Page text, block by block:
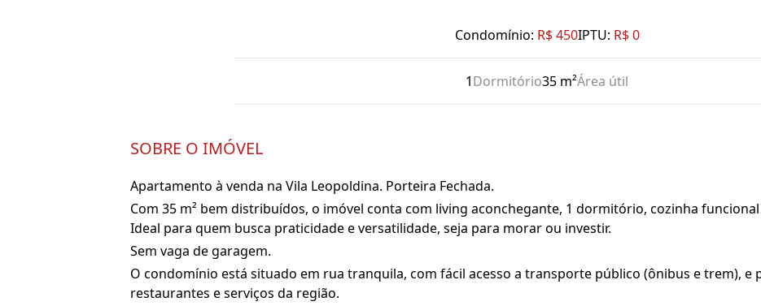
Condomínio: R$ 450IPTU: R$ 0
1Dormitório35 m²Área útil
SOBRE O IMÓVEL
Apartamento à venda na Vila Leopoldina. Porteira Fechada.
Com 35 m² bem distribuídos, o imóvel conta com living aconchegante, 1 dormitório, cozinha
Ideal para quem busca praticidade e versatilidade, seja para morar ou investir.
Sem vaga de garagem.
O condomínio está situado em rua tranquila, com fácil acesso a transporte público (ônibus e trem), e
restaurantes e serviços da região.